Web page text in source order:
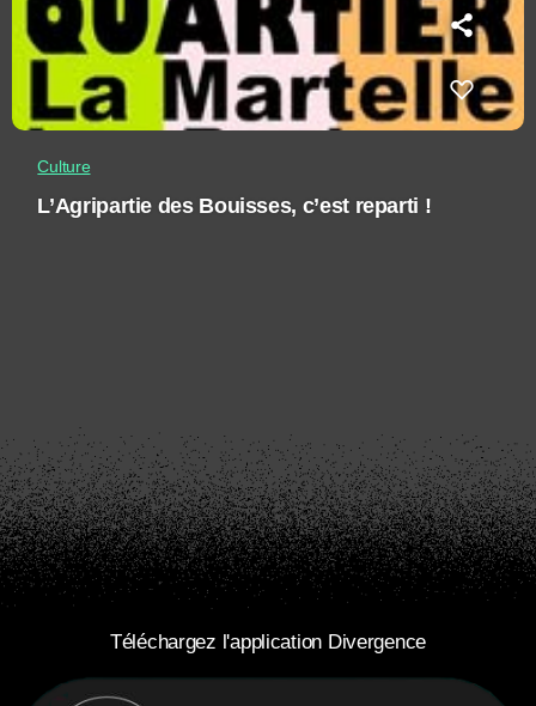
Culture
L’Agripartie des Bouisses, c’est reparti !
Téléchargez l'application Divergence